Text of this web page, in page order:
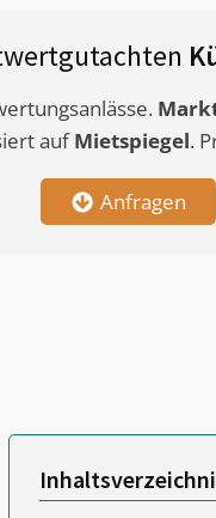
aufMietspiegel.
Anfragen